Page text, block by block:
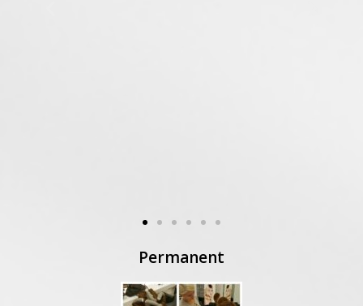
Permanent